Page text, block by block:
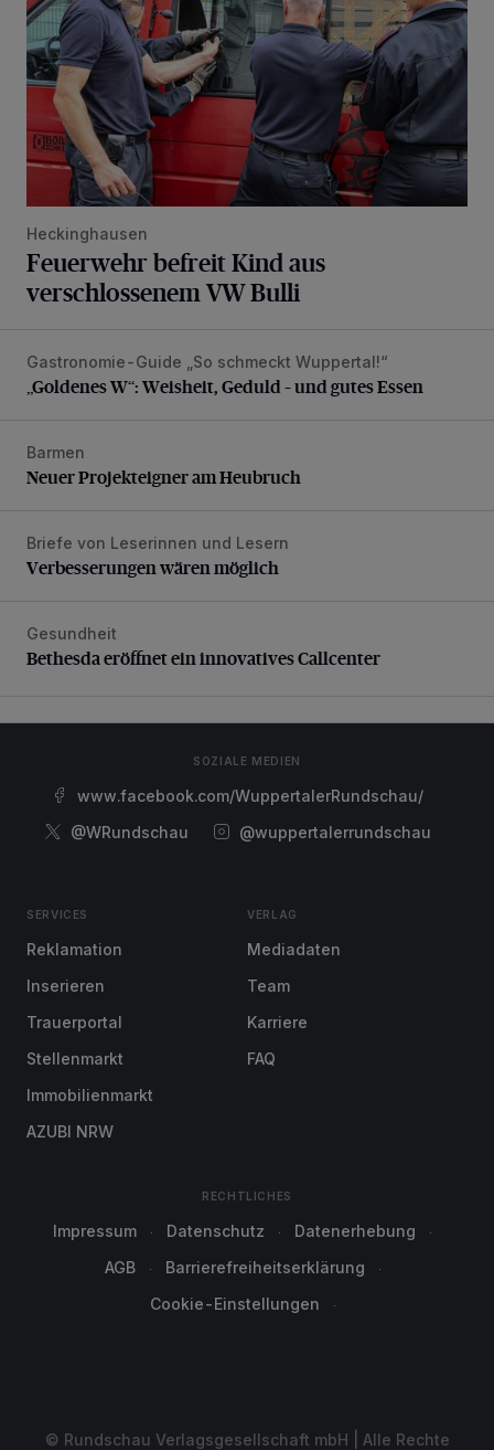
Heckinghausen
Feuerwehr befreit Kind aus
verschlossenem VW Bulli
„Goldenes W“: Weisheit, Geduld – und gutes Essen
Gastronomie-Guide „So schmeckt Wuppertal!“
„Goldenes W“: Weisheit, Geduld – und gutes Essen
Neuer Projekteigner am Heubruch
Barmen
Neuer Projekteigner am Heubruch
Verbesserungen wären möglich
Briefe von Leserinnen und Lesern
Verbesserungen wären möglich
Bethesda eröffnet ein innovatives Callcenter
Gesundheit
Bethesda eröffnet ein innovatives Callcenter
SOZIALE MEDIEN
www.facebook.com/WuppertalerRundschau/
@WRundschau
@wuppertalerrundschau
SERVICES
Reklamation
Inserieren
Trauerportal
Stellenmarkt
Immobilienmarkt
AZUBI NRW
VERLAG
Mediadaten
Team
Karriere
FAQ
RECHTLICHES
Impressum Datenschutz
Datenerhebung
AGB
Barrierefreiheitserklärung
Cookie-Einstellungen
© Rundschau Verlagsgesellschaft mbH | Alle Rechte